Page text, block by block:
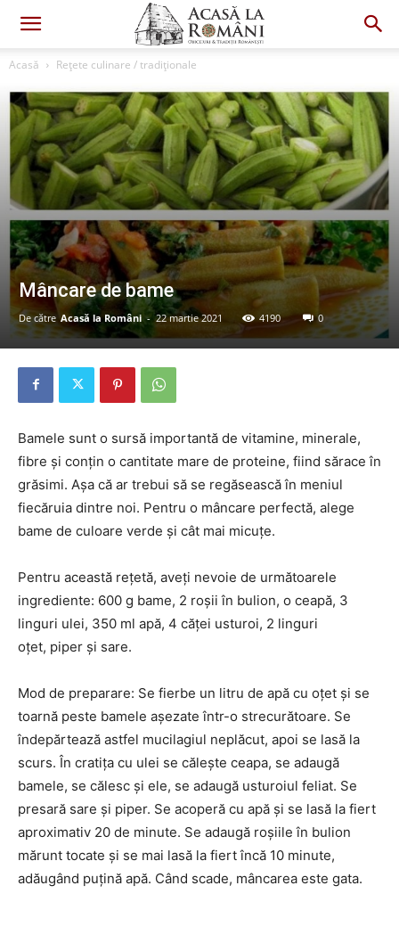
Acasă Rețete culinare / tradiționale
Mâncare de bame
De către Acasă la Români - 22 martie 2021 4190 0
Bamele sunt o sursă importantă de vitamine, minerale,
fibre și conțin o cantitate mare de proteine, fiind sărace în
grăsimi. Așa că ar trebui să se regăsească în meniul
fiecăruia dintre noi. Pentru o mâncare perfectă, alege
bame de culoare verde și cât mai micuțe.
Pentru această rețetă, aveți nevoie de următoarele
ingrediente: 600 g bame, 2 roșii în bulion, o ceapă, 3
linguri ulei, 350 ml apă, 4 căței usturoi, 2 linguri
oțet, piper și sare.
Mod de preparare: Se fierbe un litru de apă cu oțet și se
toarnă peste bamele așezate într-o strecurătoare. Se
îndepărtează astfel mucilagiul neplăcut, apoi se lasă la
scurs. În cratița cu ulei se călește ceapa, se adaugă
bamele, se călesc și ele, se adaugă usturoiul feliat. Se
presară sare și piper. Se acoperă cu apă și se lasă la fiert
aproximativ 20 de minute. Se adaugă roșiile în bulion
mărunt tocate și se mai lasă la fiert încă 10 minute,
adăugând puțină apă. Când scade, mâncarea este gata.